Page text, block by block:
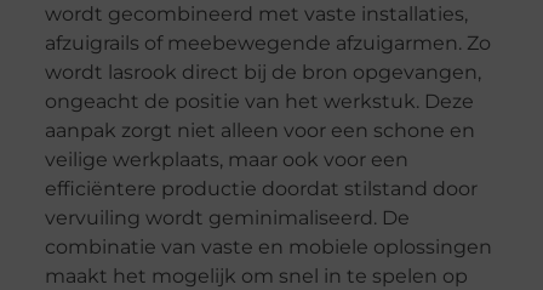
wordt gecombineerd met vaste installaties,
afzuigrails of meebewegende afzuigarmen. Zo
wordt lasrook direct bij de bron opgevangen,
ongeacht de positie van het werkstuk. Deze
aanpak zorgt niet alleen voor een schone en
veilige werkplaats, maar ook voor een
efficiëntere productie doordat stilstand door
vervuiling wordt geminimaliseerd. De
combinatie van vaste en mobiele oplossingen
maakt het mogelijk om snel in te spelen op